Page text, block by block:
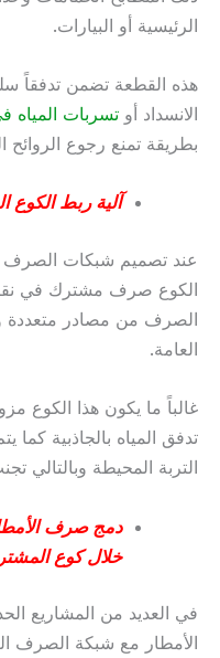
الرئيسية أو البيارات.
هذه القطعة تضمن تدفقاً
الانسداد أو تسربات المياه
بطريقة تمنع رجوع الروائح
آلية ربط الكوع
عند تصميم شبكات الصرف
الكوع صرف مشترك في
الصرف من مصادر متعددة
العامة.
غالباً ما يكون هذا الكوع
تدفق المياه بالجاذبية كما
التربة المحيطة وبالتالي
دمج صرف
خلال كوع
في العديد من المشاريع
الأمطار مع شبكة الصرف